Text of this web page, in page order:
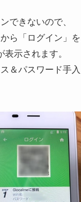
できないので、
ら「ログイン」
示されます。
＆パスワード手